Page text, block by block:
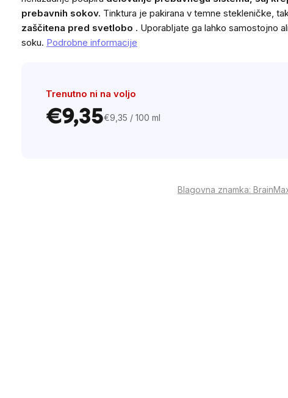
prebavnih sokov. Tinktura je pakirana v temne stekleničke,
zaščitena pred svetlobo . Uporabljate ga lahko samostojno
soku. Podrobne informacije
Trenutno ni na voljo
€9,35 Cena
€9,35 / 100 ml
Blagovna znamka: